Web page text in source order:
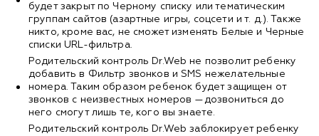
будет закрыт по Черному списку или тематическим
группам сайтов (азартные игры, соцсети и т. д.). Также
никто, кроме вас, не сможет изменять Белые и Черные
списки URL-фильтра.
Родительский контроль Dr.Web не позволит ребенку
добавить в Фильтр звонков и SMS нежелательные
номера. Таким образом ребенок будет защищен от
звонков с неизвестных номеров —дозвониться до
него смогут лишь те, кого вы знаете.
Родительский контроль Dr.Web заблокирует ребенку